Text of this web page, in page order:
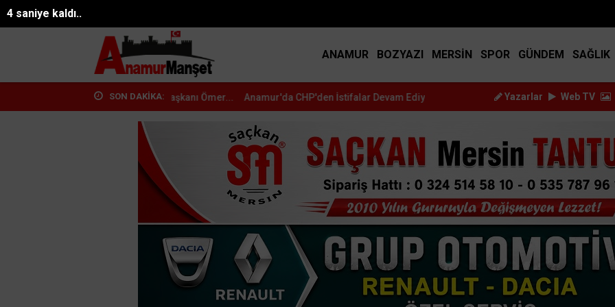
2 saniye kaldı..
ANAMUR BOZYAZI MERSİN SPOR GÜNDEM SAĞLIK
SON DAKİKA:
Kurucu İlçe Başkanı Ömer... Anamur'da CHP'den İstifalar Devam Ediyor: Bir... Çetin Mutlu: "YENİ Parti ile Anamur'da Yeni B...
Yazarlar Web TV